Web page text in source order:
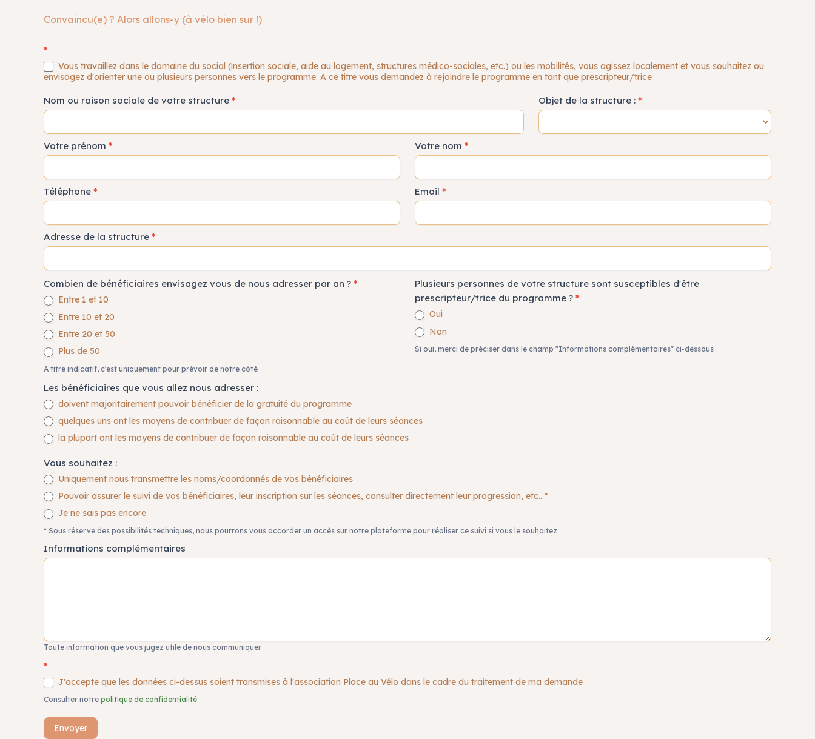
Convaincu(e) ? Alors allons-y (à vélo bien sur !)
Inscription
Prescripteur
*
Vous travaillez dans le domaine du social (insertion sociale, aide au logement, structures médico-sociales, etc.) ou les mobilités, vous agissez localement et vous souhaitez ou
envisagez d'orienter une ou plusieurs personnes vers le programme. A ce titre vous demandez à rejoindre le programme en tant que prescripteur/trice
Nom ou raison sociale de votre structure * Objet de la structure : *
Votre prénom * Votre nom *
Téléphone * Email *
Adresse de la structure *
Combien de bénéficiaires envisagez vous de nous adresser par an ? *
Entre 1 et 10
Entre 10 et 20
Entre 20 et 50
Plus de 50
A titre indicatif, c'est uniquement pour prévoir de notre côté
Plusieurs personnes de votre structure sont susceptibles d'être
prescripteur/trice du programme ? *
Oui
Non
Si oui, merci de préciser dans le champ "Informations complémentaires" ci-dessous
Les bénéficiaires que vous allez nous adresser :
doivent majoritairement pouvoir bénéficier de la gratuité du programme
quelques uns ont les moyens de contribuer de façon raisonnable au coût de leurs séances
la plupart ont les moyens de contribuer de façon raisonnable au coût de leurs séances
Vous souhaitez :
Uniquement nous transmettre les noms/coordonnés de vos bénéficiaires
Pouvoir assurer le suivi de vos bénéficiaires, leur inscription sur les séances, consulter directement leur progression, etc...*
Je ne sais pas encore
* Sous réserve des possibilités techniques, nous pourrons vous accorder un accès sur notre plateforme pour réaliser ce suivi si vous le souhaitez
Informations complémentaires
Toute information que vous jugez utile de nous communiquer
*
J'accepte que les données ci-dessus soient transmises à l'association Place au Vélo dans le cadre du traitement de ma demande
Consulter notre politique de confidentialité
Envoyer